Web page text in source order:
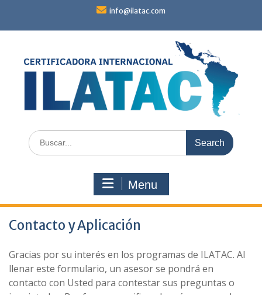
content
info@ilatac.com
Search
for:
Menu
Contacto y Aplicación
Gracias por su interés en los programas de ILATAC. Al
llenar este formulario, un asesor se pondrá en
contacto con Usted para contestar sus preguntas o